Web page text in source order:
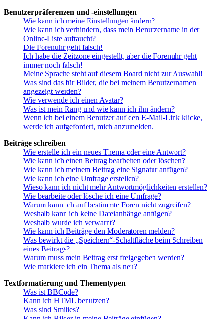
Benutzerpräferenzen und -einstellungen
Wie kann ich meine Einstellungen ändern?
Wie kann ich verhindern, dass mein Benutzername in der
Online-Liste auftaucht?
Die Forenuhr geht falsch!
Ich habe die Zeitzone eingestellt, aber die Forenuhr geht
immer noch falsch!
Meine Sprache steht auf diesem Board nicht zur Auswahl!
Was sind das für Bilder, die bei meinem Benutzernamen
angezeigt werden?
Wie verwende ich einen Avatar?
Was ist mein Rang und wie kann ich ihn ändern?
Wenn ich bei einem Benutzer auf den E-Mail-Link klicke,
werde ich aufgefordert, mich anzumelden.
Beiträge schreiben
Wie erstelle ich ein neues Thema oder eine Antwort?
Wie kann ich einen Beitrag bearbeiten oder löschen?
Wie kann ich meinem Beitrag eine Signatur anfügen?
Wie kann ich eine Umfrage erstellen?
Wieso kann ich nicht mehr Antwortmöglichkeiten erstellen?
Wie bearbeite oder lösche ich eine Umfrage?
Warum kann ich auf bestimmte Foren nicht zugreifen?
Weshalb kann ich keine Dateianhänge anfügen?
Weshalb wurde ich verwarnt?
Wie kann ich Beiträge den Moderatoren melden?
Was bewirkt die „Speichern“-Schaltfläche beim Schreiben
eines Beitrags?
Warum muss mein Beitrag erst freigegeben werden?
Wie markiere ich ein Thema als neu?
Textformatierung und Thementypen
Was ist BBCode?
Kann ich HTML benutzen?
Was sind Smilies?